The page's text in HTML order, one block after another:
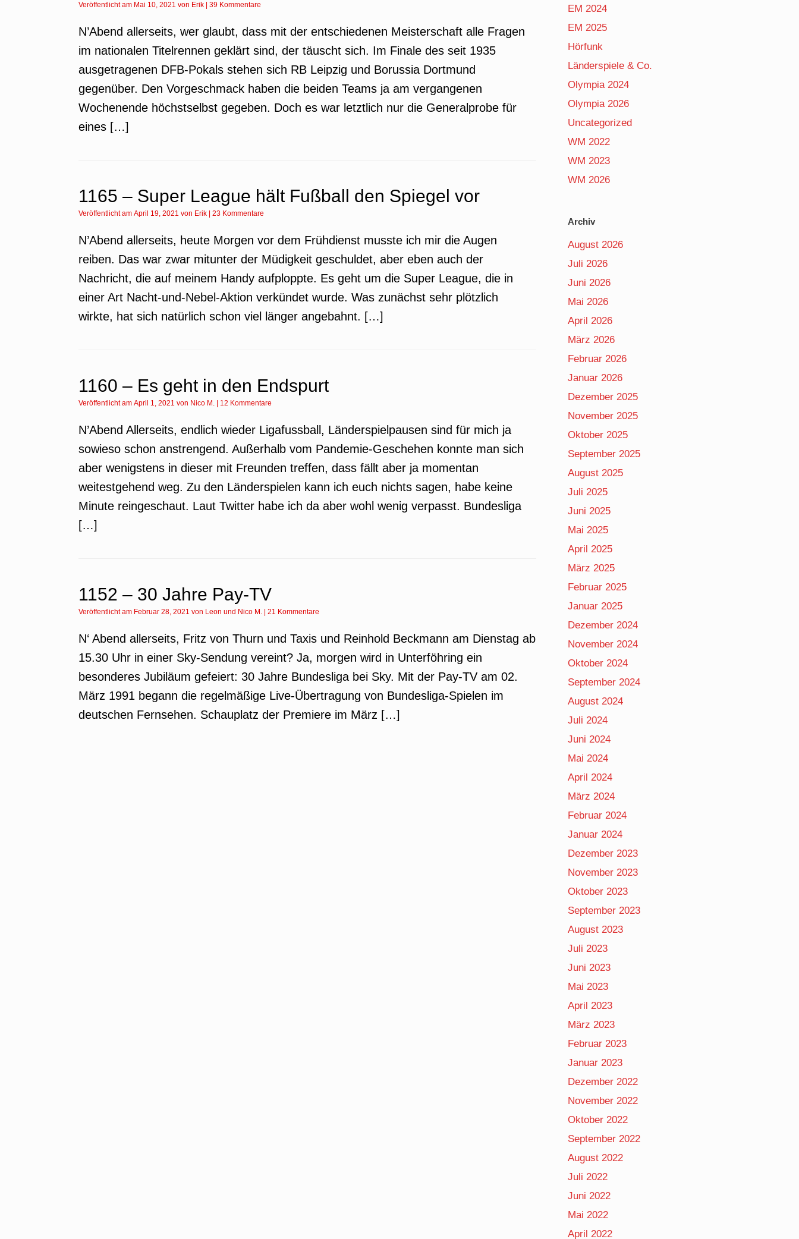
Veröffentlicht am Mai 10, 2021 von Erik 39 Kommentare
N’Abend allerseits, wer glaubt, dass mit der entschiedenen Meisterschaft alle Fragen
im nationalen Titelrennen geklärt sind, der täuscht sich. Im Finale des seit 1935
ausgetragenen DFB-Pokals stehen sich RB Leipzig und Borussia Dortmund
gegenüber. Den Vorgeschmack haben die beiden Teams ja am vergangenen
Wochenende höchstselbst gegeben. Doch es war letztlich nur die Generalprobe für
eines […]
1165 – Super League hält Fußball den Spiegel vor
Veröffentlicht am April 19, 2021 von Erik 23 Kommentare
N’Abend allerseits, heute Morgen vor dem Frühdienst musste ich mir die Augen
reiben. Das war zwar mitunter der Müdigkeit geschuldet, aber eben auch der
Nachricht, die auf meinem Handy aufploppte. Es geht um die Super League, die in
einer Art Nacht-und-Nebel-Aktion verkündet wurde. Was zunächst sehr plötzlich
wirkte, hat sich natürlich schon viel länger angebahnt. […]
1160 – Es geht in den Endspurt
Veröffentlicht am April 1, 2021 von Nico M. 12 Kommentare
N’Abend Allerseits, endlich wieder Ligafussball, Länderspielpausen sind für mich ja
sowieso schon anstrengend. Außerhalb vom Pandemie-Geschehen konnte man sich
aber wenigstens in dieser mit Freunden treffen, dass fällt aber ja momentan
weitestgehend weg. Zu den Länderspielen kann ich euch nichts sagen, habe keine
Minute reingeschaut. Laut Twitter habe ich da aber wohl wenig verpasst. Bundesliga
[…]
1152 – 30 Jahre Pay-TV
Veröffentlicht am Februar 28, 2021 von Leon und Nico M. 21 Kommentare
N‘ Abend allerseits, Fritz von Thurn und Taxis und Reinhold Beckmann am Dienstag ab
15.30 Uhr in einer Sky-Sendung vereint? Ja, morgen wird in Unterföhring ein
besonderes Jubiläum gefeiert: 30 Jahre Bundesliga bei Sky. Mit der Pay-TV am 02.
März 1991 begann die regelmäßige Live-Übertragung von Bundesliga-Spielen im
deutschen Fernsehen. Schauplatz der Premiere im März […]
EM 2024
EM 2025
Hörfunk
Länderspiele & Co.
Olympia 2024
Olympia 2026
Uncategorized
WM 2022
WM 2023
WM 2026
Archiv
August 2026
Juli 2026
Juni 2026
Mai 2026
April 2026
März 2026
Februar 2026
Januar 2026
Dezember 2025
November 2025
Oktober 2025
September 2025
August 2025
Juli 2025
Juni 2025
Mai 2025
April 2025
März 2025
Februar 2025
Januar 2025
Dezember 2024
November 2024
Oktober 2024
September 2024
August 2024
Juli 2024
Juni 2024
Mai 2024
April 2024
März 2024
Februar 2024
Januar 2024
Dezember 2023
November 2023
Oktober 2023
September 2023
August 2023
Juli 2023
Juni 2023
Mai 2023
April 2023
März 2023
Februar 2023
Januar 2023
Dezember 2022
November 2022
Oktober 2022
September 2022
August 2022
Juli 2022
Juni 2022
Mai 2022
April 2022